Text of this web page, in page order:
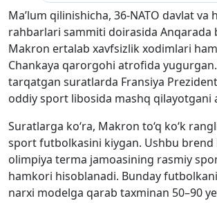
Ma’lum qilinishicha, 36-NATO davlat va
rahbarlari sammiti doirasida Anqarada
Makron ertalab xavfsizlik xodimlari
Chankaya qarorgohi atrofida
tarqatgan suratlarda Fransiya Prezidenti
oddiy sport libosida mashq qilayotgani
Suratlarga ko‘ra, Makron to‘q ko‘k
sport futbolkasini kiygan. Ushbu brend
olimpiya terma jamoasining rasmiy
hamkori hisoblanadi. Bunday
narxi modelga qarab taxminan 50–90